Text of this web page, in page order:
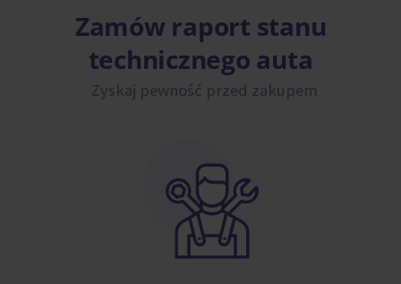
Zamów raport stanu
technicznego auta
Zyskaj pewność przed zakupem